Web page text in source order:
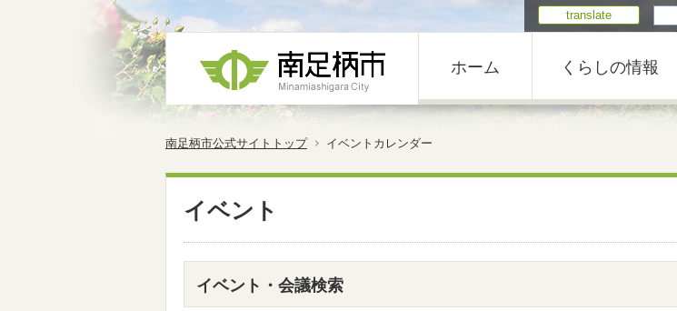
translate
ホーム くらしの情報
南足柄市公式サイトトップ イベントカレンダー
イベント
イベント・会議検索